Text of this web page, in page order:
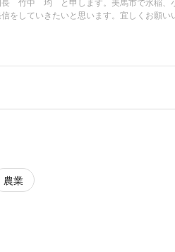
をしていきたいと思います。宜しくお願い
農業